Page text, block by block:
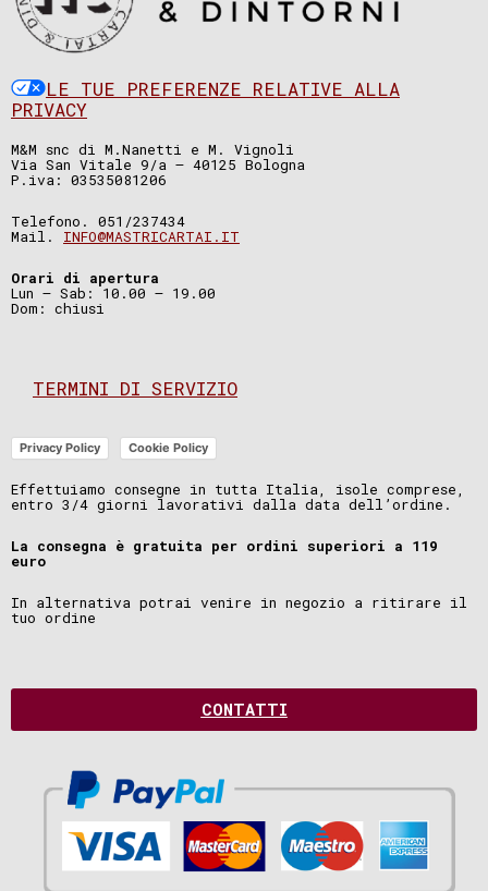
LE TUE PREFERENZE RELATIVE ALLA
PRIVACY
M&M snc di M.Nanetti e M. Vignoli
Via San Vitale 9/a – 40125 Bologna
P.iva: 03535081206
Telefono. 051/237434
Mail. INFO@MASTRICARTAI.IT
Orari di apertura
Lun – Sab: 10.00 – 19.00
Dom: chiusi
TERMINI DI SERVIZIO
Privacy Policy Cookie Policy
Effettuiamo consegne in tutta Italia, isole comprese,
entro 3/4 giorni lavorativi dalla data dell’ordine.
La consegna è gratuita per ordini superiori a 119
euro
In alternativa potrai venire in negozio a ritirare il
tuo ordine
CONTATTI